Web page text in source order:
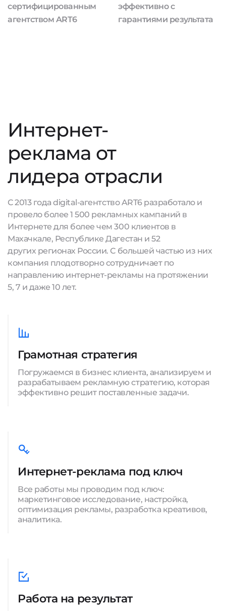
сертифицированным
агентством ART6
эффективно с
гарантиями результата
Интернет-
реклама от
лидера отрасли
С 2013 года digital-агентство ART6 разработало и
провело более 1 500 рекламных кампаний в
Интернете для более чем 300 клиентов в
Махачкале, Республике Дагестан и 52
других регионах России. С большей частью из них
компания плодотворно сотрудничает по
направлению интернет-рекламы на протяжении
5, 7 и даже 10 лет.
Грамотная стратегия
Погружаемся в бизнес клиента, анализируем и
разрабатываем рекламную стратегию, которая
эффективно решит поставленные задачи.
Интернет-реклама под ключ
Все работы мы проводим под ключ:
маркетинговое исследование, настройка,
оптимизация рекламы, разработка креативов,
аналитика.
Работа на результат